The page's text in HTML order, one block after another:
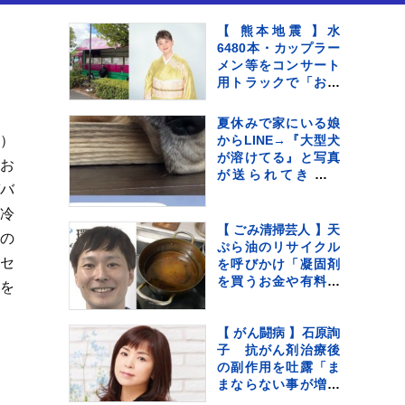
【 熊本地震 】水
6480本・カップラー
メン等をコンサート
用トラックで「お気
付きトラックにため
らいも〝自分のこと
を言ってる場合では
ない〟
夏休みで家にいる娘
からLINE→『大型犬
が溶けてる』と写真
が送られてきてい
ぷたぷで草」「無防
備ｗｗ」
【 ごみ清掃芸人 】天
ぷら油のリサイクル
を呼びかけ「凝固剤
を買うお金や有料袋
にも繋がります
よ！」【マシンガン
ズ滝沢】
【 がん闘病 】石原詢
子 抗がん剤治療後
の副作用を吐露「ま
まならない事が増え